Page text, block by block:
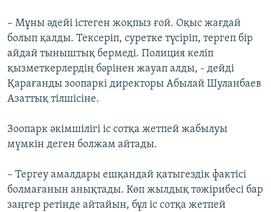
– Мұны әдейі істеген жоқпыз ғой. Оқыс жағдай
болып қалды. Тексеріп, суретке түсіріп, тергеп бір
айдай тыныштық бермеді. Полиция келіп
қызметкерлердің бәрінен жауап алды, - дейді
Қарағанды зоопаркі директоры Абылай Шуланбаев
Азаттық тілшісіне.
Зоопарк әкімшілігі іс сотқа жетпей жабылуы
мүмкін деген болжам айтады.
– Тергеу амалдары ешқандай қатыгездік фактісі
болмағанын анықтады. Көп жылдық тәжірибесі бар
заңгер ретінде айтайын, бұл іс сотқа жетпей